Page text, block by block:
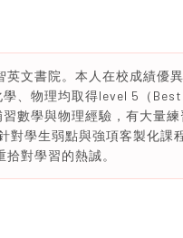
文書院。本人在校成績優異
、物理均取得level 5（
數學與物理經驗，有大量練
學生弱點與強項客製化課程
對學習的熱誠。